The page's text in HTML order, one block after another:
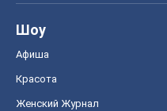
Шоу
Афиша
Красота
Женский Журнал